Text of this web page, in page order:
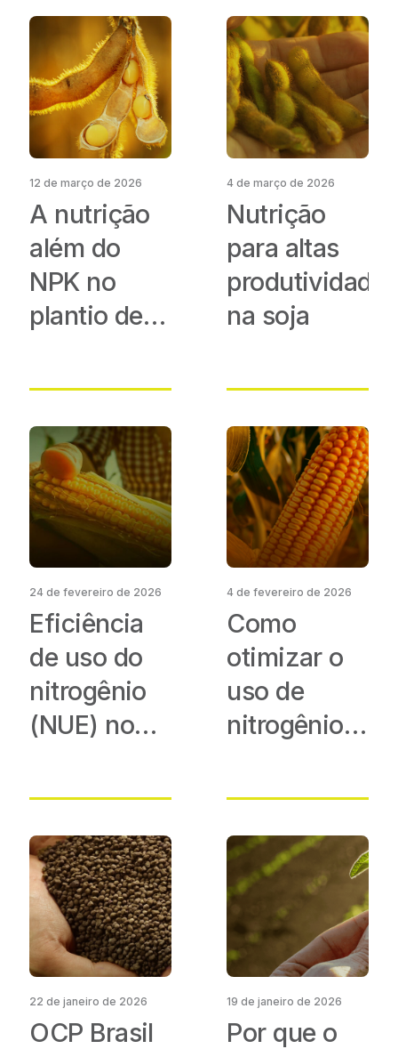
12 de março de 2026
A nutrição
além do
NPK no
plantio de
4 de março de 2026
Nutrição
para altas
produtividades
na soja
24 de fevereiro de 2026
Eficiência
de uso do
nitrogênio
(NUE) no
produzir
menos
perdas
4 de fevereiro de 2026
Como
otimizar o
uso de
nitrogênio
do milho
22 de janeiro de 2026
OCP Brasil
19 de janeiro de 2026
Por que o